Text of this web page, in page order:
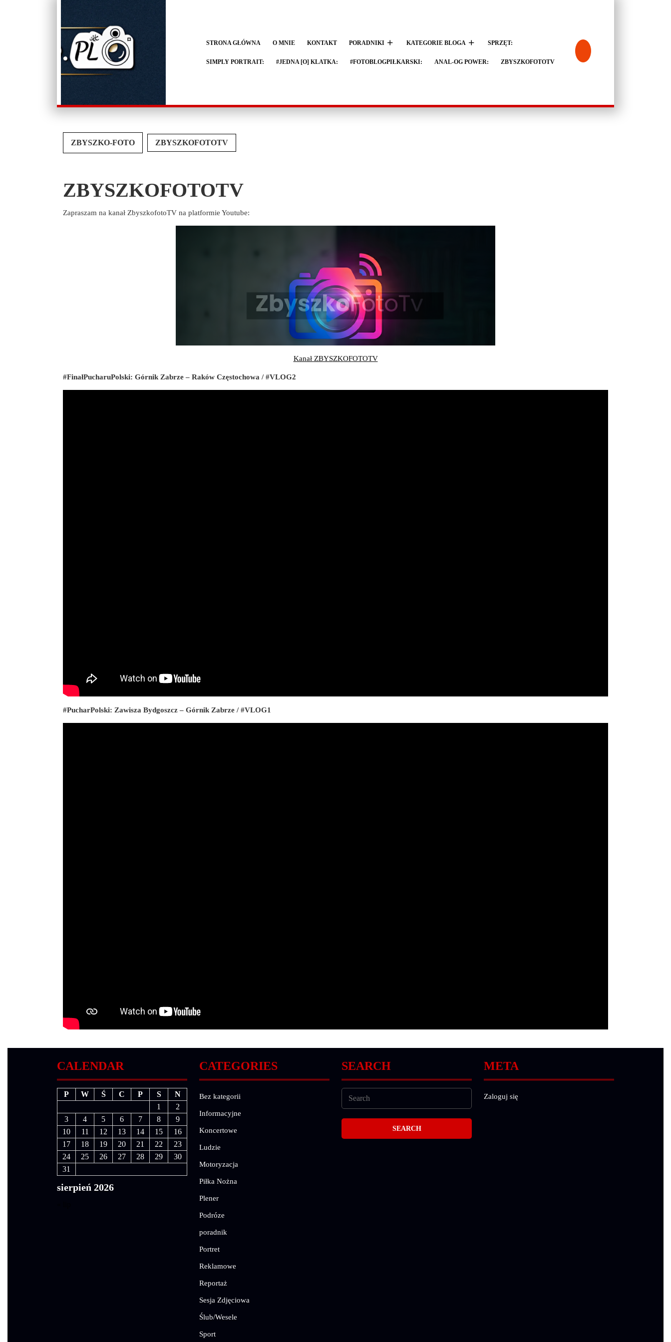
STRONA GŁÓWNA O MNIE KONTAKT PORADNIKI KATEGORIE BLOGA SPRZĘT:
SIMPLY PORTRAIT: #JEDNA [O] KLATKA: #FOTOBLOGPIŁKARSKI: ANAL-OG POWER: ZBYSZKOFOTOTV
ZBYSZKO-FOTO ZBYSZKOFOTOTV
ZBYSZKOFOTOTV
Zapraszam na kanał ZbyszkofotoTV na platformie Youtube:
Kanał ZBYSZKOFOTOTV
#FinałPucharuPolski: Górnik Zabrze – Raków Częstochowa / #VLOG2
#PucharPolski: Zawisza Bydgoszcz – Górnik Zabrze / #VLOG1
CALENDAR
sierpień 2026
P W Ś C P S
N
1
2
3
4 5 6 7 8
9
10
11 12 13 14 15
16
17
18 19 20 21 22
23
24
25 26 27 28 29
30
31
CATEGORIES
Bez kategorii
Informacyjne
Koncertowe
Ludzie
Motoryzacja
Piłka Nożna
Plener
Podróze
poradnik
Portret
Reklamowe
Reportaż
Sesja Zdjęciowa
Ślub/Wesele
Sport
SEARCH META
Zaloguj się